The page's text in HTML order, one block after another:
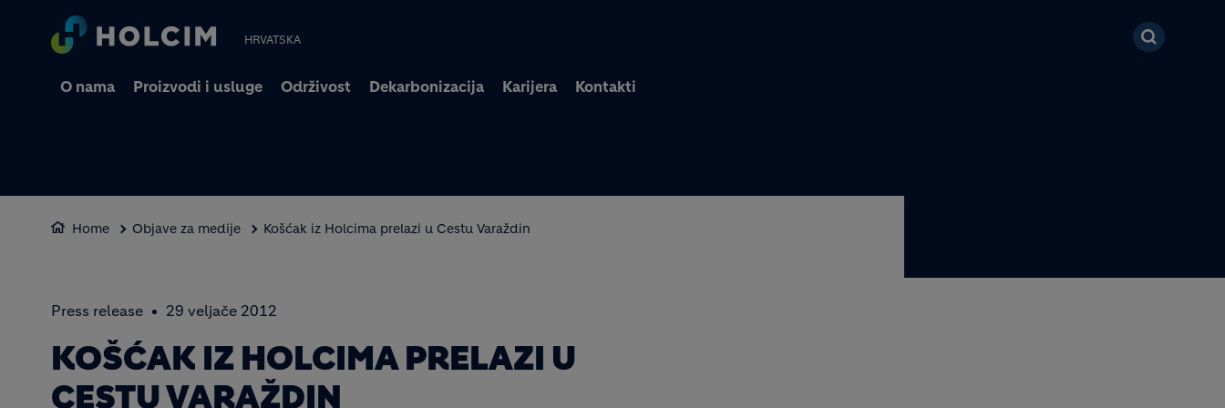
HRVATSKA
O nama Proizvodi i usluge Održivost Dekarbonizacija Karijera Kontakti
Home Objave za medije Košćak iz Holcima prelazi u Cestu Varaždin
Press release 29 veljače 2012
KOŠĆAK IZ HOLCIMA PRELAZI U
CESTU VARAŽDIN